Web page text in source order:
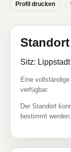
Profil drucken
Standort
Sitz: Lippstadt
Eine
verfügbar.
Der Standort
bestimmt werden.